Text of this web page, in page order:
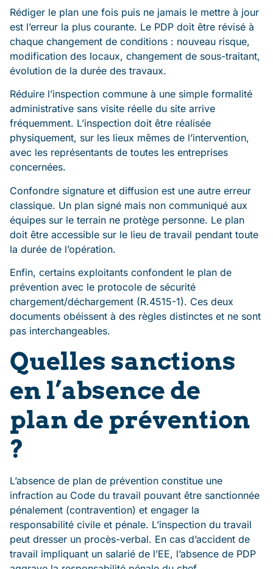
Rédiger le plan une fois puis ne jamais le mettre à jour
est l’erreur la plus courante. Le PDP doit être révisé à
chaque changement de conditions : nouveau risque,
modification des locaux, changement de sous-traitant,
évolution de la durée des travaux.
Réduire l’inspection commune à une simple formalité
administrative sans visite réelle du site arrive
fréquemment. L’inspection doit être réalisée
physiquement, sur les lieux mêmes de l’intervention,
avec les représentants de toutes les entreprises
concernées.
Confondre signature et diffusion est une autre erreur
classique. Un plan signé mais non communiqué aux
équipes sur le terrain ne protège personne. Le plan
doit être accessible sur le lieu de travail pendant toute
la durée de l’opération.
Enfin, certains exploitants confondent le plan de
prévention avec le protocole de sécurité
chargement/déchargement (R.4515-1). Ces deux
documents obéissent à des règles distinctes et ne sont
pas interchangeables.
Quelles sanctions
en l’absence de
plan de prévention
?
L’absence de plan de prévention constitue une
infraction au Code du travail pouvant être sanctionnée
pénalement (contravention) et engager la
responsabilité civile et pénale. L’inspection du travail
peut dresser un procès-verbal. En cas d’accident de
travail impliquant un salarié de l’EE, l’absence de PDP